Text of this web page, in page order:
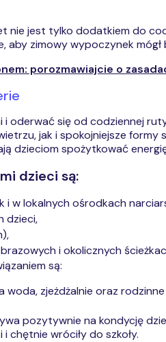
jest tylko dodatkiem do
zimowy wypoczynek
porozmawiajcie o
oderwać się od codziennej
jak i spokojniejsze formy
dzieciom spożytkować
dzieci są:
w lokalnych ośrodkach
dzieci,
i okolicznych
są:
woda, zjeżdżalnie oraz
pozytywnie na kondycję
chętnie wróciły do szkoły.